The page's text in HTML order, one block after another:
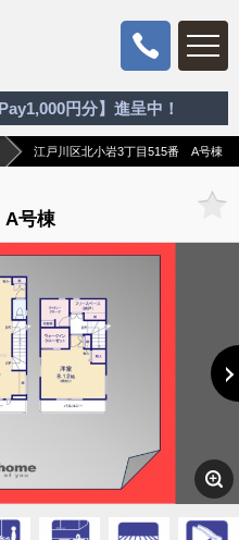
円分】進呈中！
江戸川区北小岩3丁目515番 A号棟
号棟